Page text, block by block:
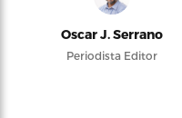
Oscar J. Serrano
Periodista Editor